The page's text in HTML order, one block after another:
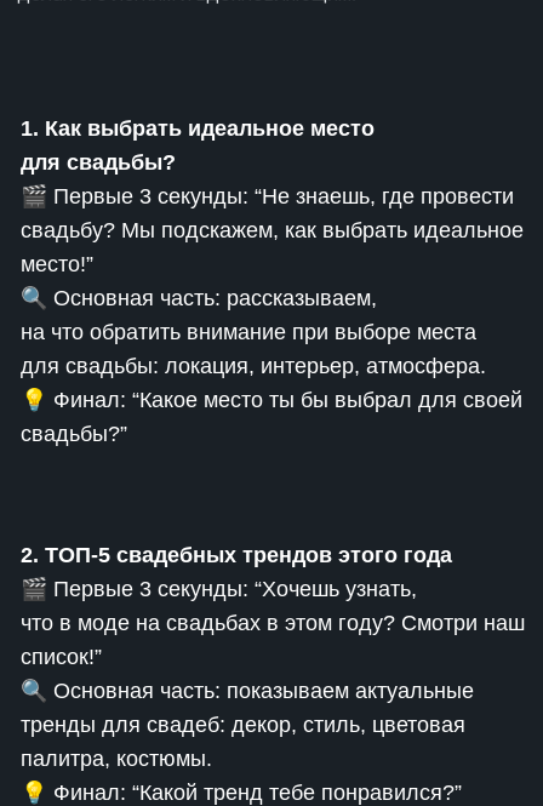
1. Как выбрать идеальное место
для свадьбы?
🎬 Первые 3 секунды: “Не знаешь, где провести
свадьбу? Мы подскажем, как выбрать идеальное
место!”
🔍 Основная часть: рассказываем,
на что обратить внимание при выборе места
для свадьбы: локация, интерьер, атмосфера.
💡 Финал: “Какое место ты бы выбрал для своей
свадьбы?”
2. ТОП-5 свадебных трендов этого года
🎬 Первые 3 секунды: “Хочешь узнать,
что в моде на свадьбах в этом году? Смотри наш
список!”
🔍 Основная часть: показываем актуальные
тренды для свадеб: декор, стиль, цветовая
палитра, костюмы.
💡 Финал: “Какой тренд тебе понравился?”